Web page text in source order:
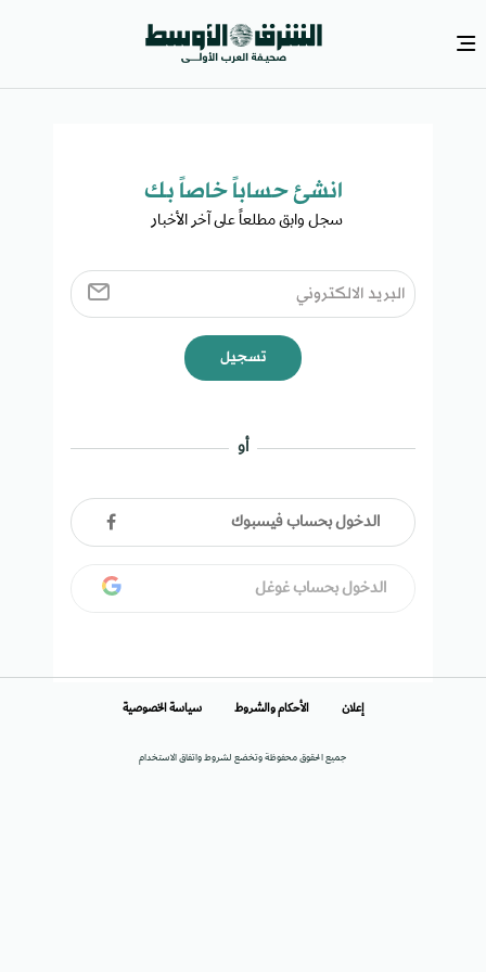
انشئ حساباً خاصاً بك​
سجل وابق مطلعاً على آخر الأخبار ​
تسجيل
أو
الدخول بحساب فيسبوك
الدخول بحساب غوغل
جميع الحقوق محفوظة وتخضع لشروط واتفاق الاستخدام
إعلان الأحكام والشروط سياسة الخصوصية